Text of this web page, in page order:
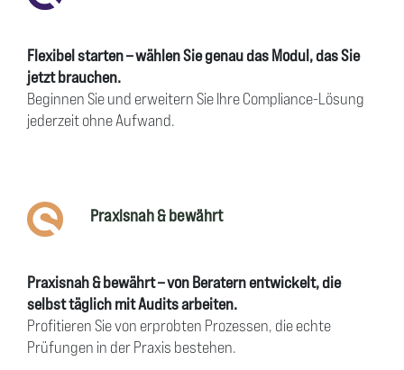
Flexibel starten – wählen Sie genau das Modul, das Sie
jetzt brauchen.
Beginnen Sie und erweitern Sie Ihre Compliance-Lösung
jederzeit ohne Aufwand.
Praxisnah & bewährt
Praxisnah & bewährt – von Beratern entwickelt, die
selbst täglich mit Audits arbeiten.
Profitieren Sie von erprobten Prozessen, die echte
Prüfungen in der Praxis bestehen.